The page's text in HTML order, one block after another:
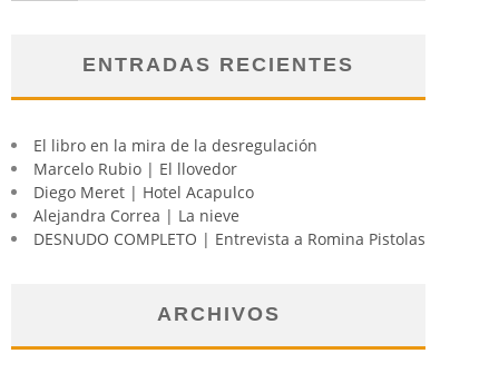
ENTRADAS RECIENTES
El libro en la mira de la desregulación
Marcelo Rubio | El llovedor
Diego Meret | Hotel Acapulco
Alejandra Correa | La nieve
DESNUDO COMPLETO | Entrevista a Romina Pistolas
ARCHIVOS